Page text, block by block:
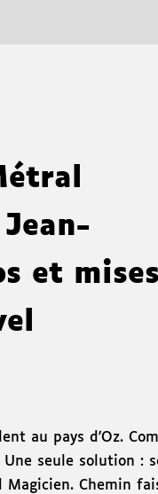
et
au pays d'Oz.
seule solution :
Chemin